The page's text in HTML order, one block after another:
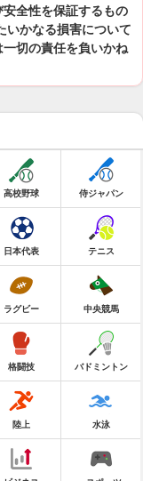
全性を保証するもの
いかなる損害について
切の責任を負いかね
高校野球 侍ジャパン
日本代表 テニス
ラグビー 中央競馬
格闘技 バドミントン
陸上 水泳